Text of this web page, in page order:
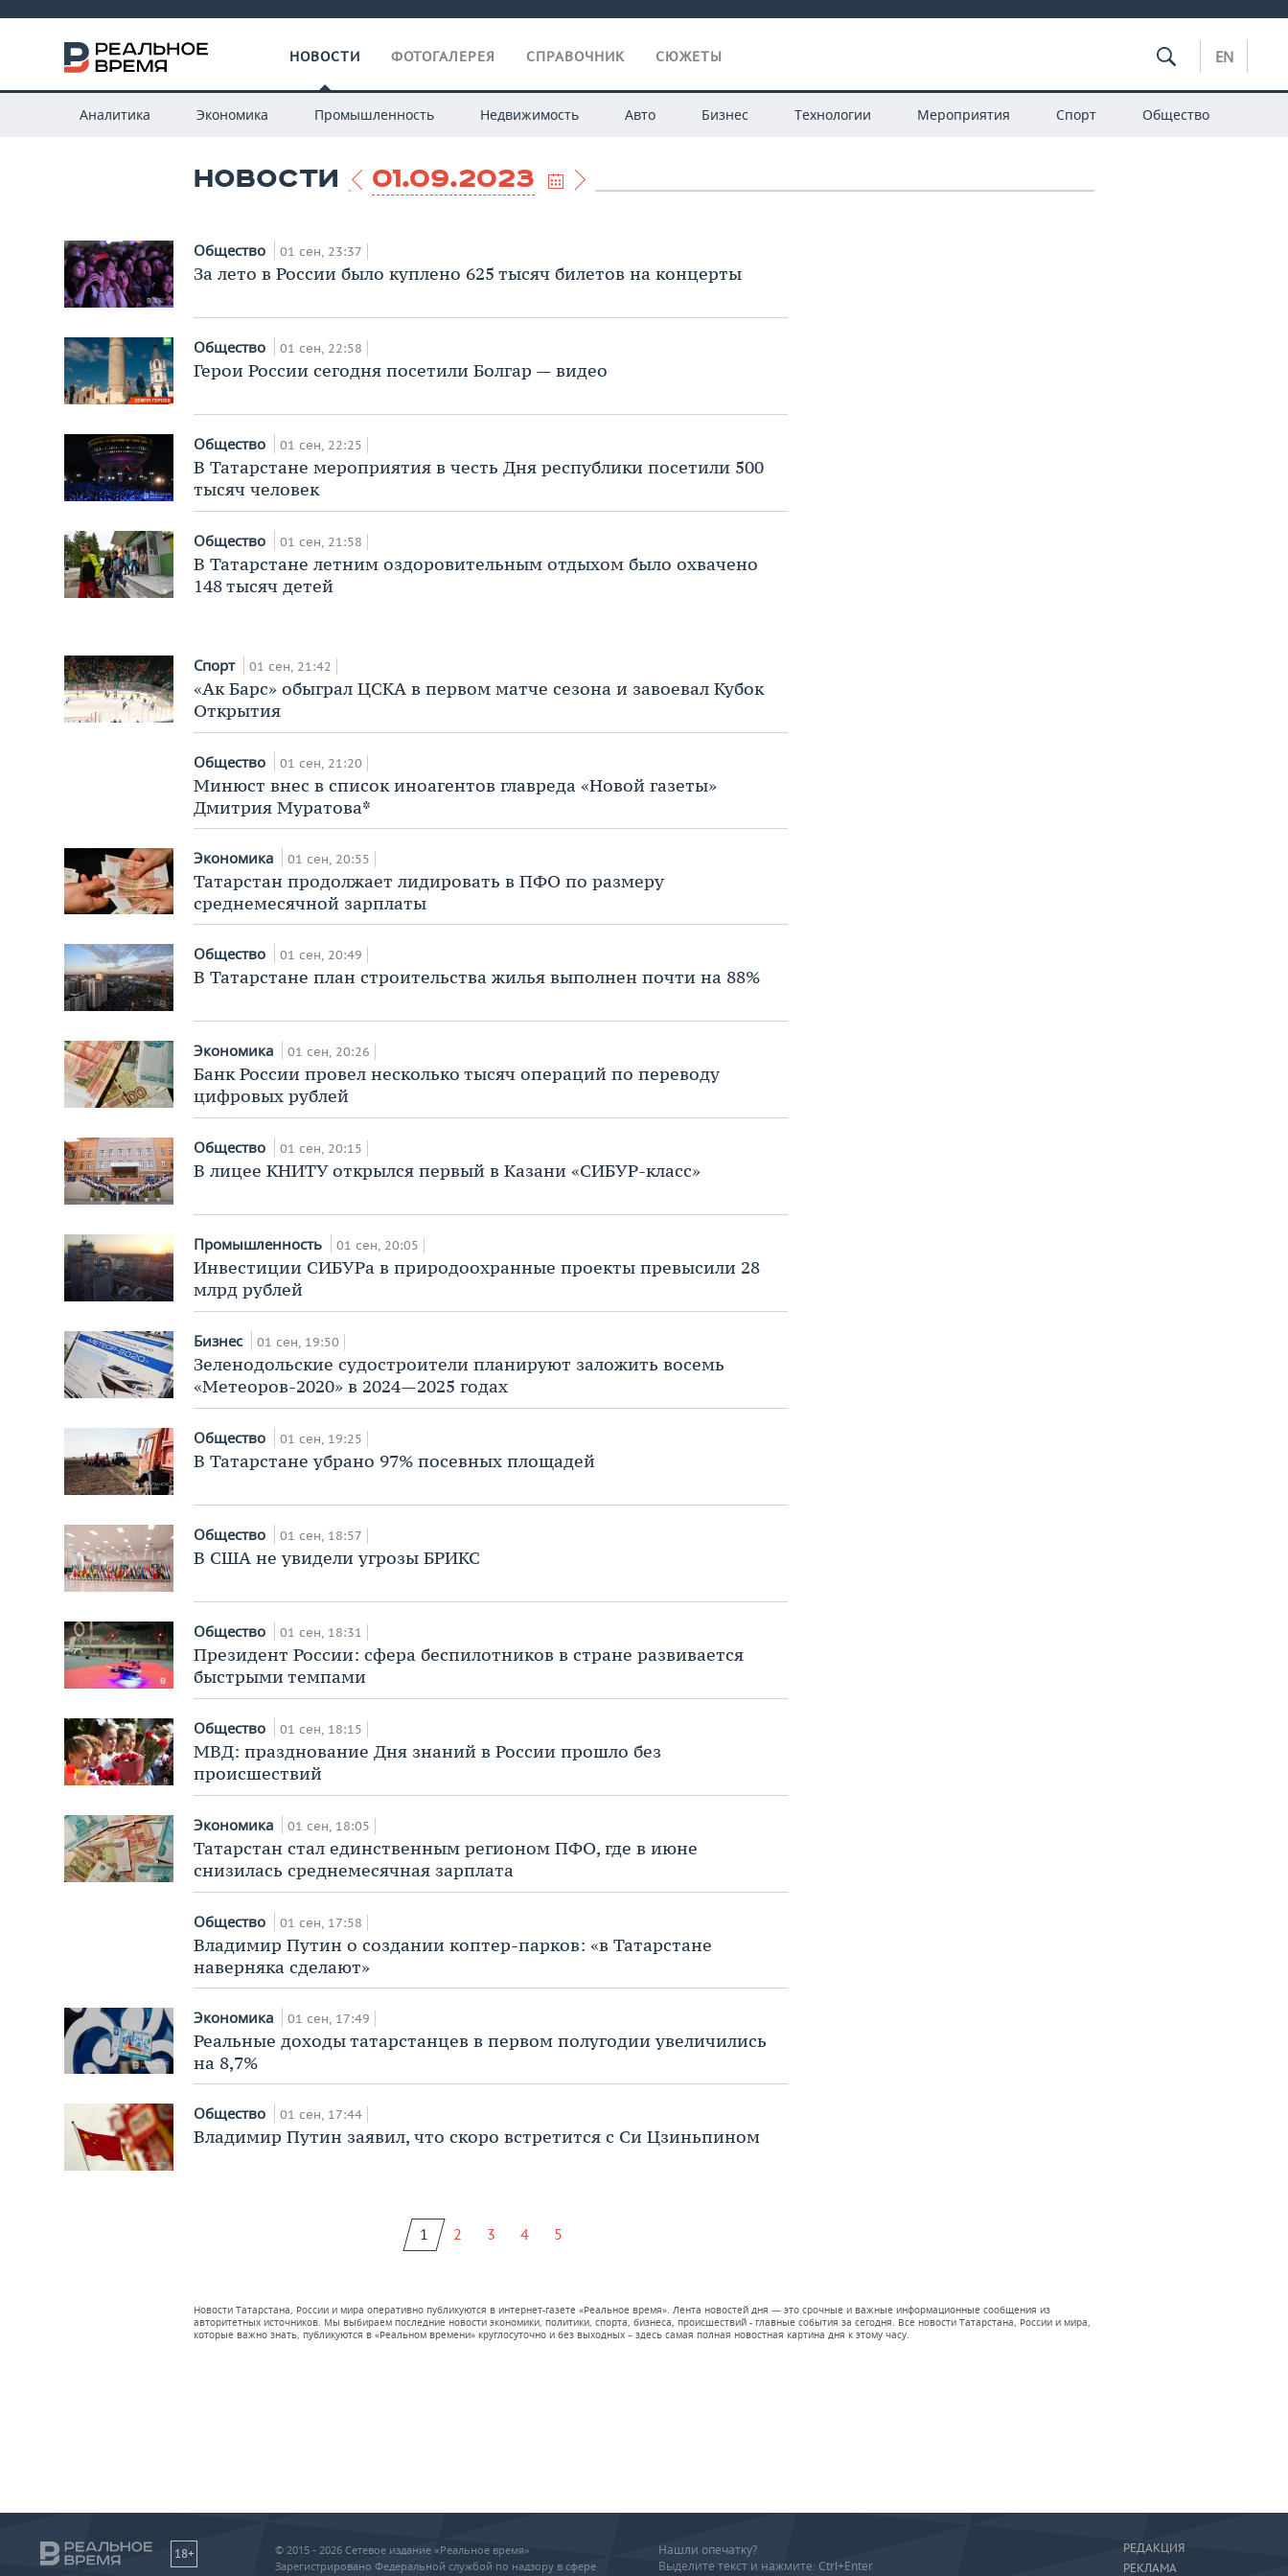
НОВОСТИ ФОТОГАЛЕРЕЯ СПРАВОЧНИК СЮЖЕТЫ EN
Аналитика Экономика Промышленность Недвижимость Авто Бизнес Технологии Мероприятия Спорт Общество
НОВОСТИ 01.09.2023
Общество 01 сен, 23:37
За лето в России было куплено 625 тысяч билетов на концерты
Общество 01 сен, 22:58
Герои России сегодня посетили Болгар — видео
Общество 01 сен, 22:25
В Татарстане мероприятия в честь Дня республики посетили 500
тысяч человек
Общество 01 сен, 21:58
В Татарстане летним оздоровительным отдыхом было охвачено
148 тысяч детей
Спорт 01 сен, 21:42
«Ак Барс» обыграл ЦСКА в первом матче сезона и завоевал Кубок
Открытия
Общество 01 сен, 21:20
Минюст внес в список иноагентов главреда «Новой газеты»
Дмитрия Муратова*
Экономика 01 сен, 20:55
Татарстан продолжает лидировать в ПФО по размеру
среднемесячной зарплаты
Общество 01 сен, 20:49
В Татарстане план строительства жилья выполнен почти на 88%
Экономика 01 сен, 20:26
Банк России провел несколько тысяч операций по переводу
цифровых рублей
Общество 01 сен, 20:15
В лицее КНИТУ открылся первый в Казани «СИБУР-класс»
Промышленность 01 сен, 20:05
Инвестиции СИБУРа в природоохранные проекты превысили 28
млрд рублей
Бизнес 01 сен, 19:50
Зеленодольские судостроители планируют заложить восемь
«Метеоров-2020» в 2024—2025 годах
Общество 01 сен, 19:25
В Татарстане убрано 97% посевных площадей
Общество 01 сен, 18:57
В США не увидели угрозы БРИКС
Общество 01 сен, 18:31
Президент России: сфера беспилотников в стране развивается
быстрыми темпами
Общество 01 сен, 18:15
МВД: празднование Дня знаний в России прошло без
происшествий
Экономика 01 сен, 18:05
Татарстан стал единственным регионом ПФО, где в июне
снизилась среднемесячная зарплата
Общество 01 сен, 17:58
Владимир Путин о создании коптер-парков: «в Татарстане
наверняка сделают»
Экономика 01 сен, 17:49
Реальные доходы татарстанцев в первом полугодии увеличились
на 8,7%
Общество 01 сен, 17:44
Владимир Путин заявил, что скоро встретится с Си Цзиньпином
1 2 3 4 5
Новости Татарстана, России и мира оперативно публикуются в интернет-газете «Реальное время». Лента новостей дня — это срочные и важные информационные сообщения из
авторитетных источников. Мы выбираем последние новости экономики, политики, спорта, бизнеса, происшествий - главные события за сегодня. Все новости Татарстана, России и мира,
которые важно знать, публикуются в «Реальном времени» круглосуточно и без выходных – здесь самая полная новостная картина дня к этому часу.
18+
© 2015 - 2026 Сетевое издание «Реальное время»
Зарегистрировано Федеральной службой по надзору в сфере
Нашли опечатку?
Выделите текст и нажмите: Ctrl+Enter
РЕДАКЦИЯ
РЕКЛАМА